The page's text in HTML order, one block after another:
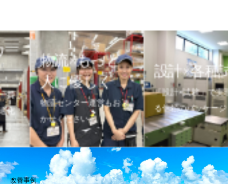
物流×もっと
人に優しく
物流センター運営もおま
かせください
設計×各種試験
「設計×試験」で実現す
る信頼のパッケージ
改善事例